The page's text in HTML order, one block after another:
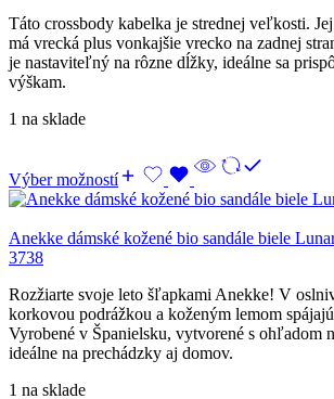
Táto crossbody kabelka je strednej veľkosti.
má vrecká plus vonkajšie vrecko na zadnej
je nastaviteľný na rôzne dĺžky, ideálne sa
výškam.
1 na sklade
Výber možností
Anekke dámské kožené bio sandále biele
3738
Rozžiarte svoje leto šľapkami Anekke! V
korkovou podrážkou a koženým lemom
Vyrobené v Španielsku, vytvorené s ohľadom
ideálne na prechádzky aj domov.
1 na sklade